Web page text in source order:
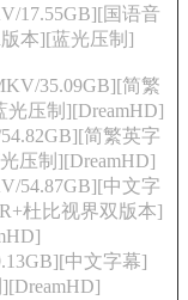
17.55GB][国语音
本][蓝光压制]
35.09GB][简繁
压制][DreamHD]
简繁英字
压制][DreamHD]
54.87GB][中文字
杜比视界双版本]
中文字幕]